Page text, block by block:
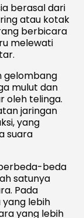
berasal dari
atau kotak
berbicara
melewati
gelombang
mulut dan
oleh telinga.
jaringan
yang
suara
beda
satunya
Pada
lebih
yang lebih